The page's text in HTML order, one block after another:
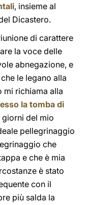
, insieme al
Dicastero.
di carattere
la voce delle
abnegazione, e
le legano alla
mi richiama alla
la tomba di
del mio
pellegrinaggio
che
e che è mia
è stato
con il
più salda la